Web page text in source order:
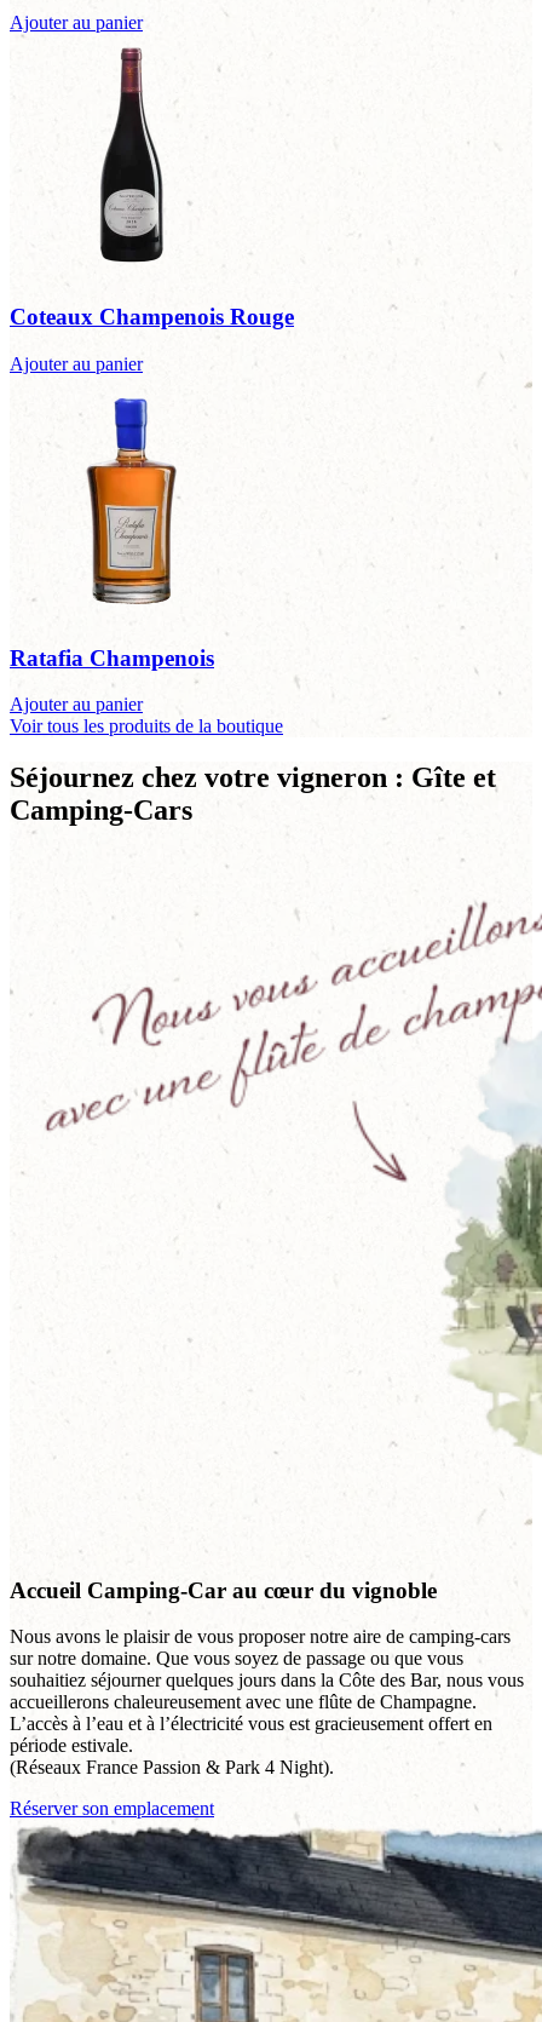
Ajouter au panier
Coteaux Champenois Rouge
Ajouter au panier
Ratafia Champenois
Ajouter au panier
Voir tous les produits de la boutique
Séjournez chez votre vigneron : Gîte et
Camping-Cars
Accueil Camping-Car au cœur du vignoble
Nous avons le plaisir de vous proposer notre aire de camping-cars
sur notre domaine. Que vous soyez de passage ou que vous
souhaitiez séjourner quelques jours dans la Côte des Bar, nous vous
accueillerons chaleureusement avec une flûte de Champagne.
L’accès à l’eau et à l’électricité vous est gracieusement offert en
période estivale.
(Réseaux France Passion & Park 4 Night).
Réserver son emplacement